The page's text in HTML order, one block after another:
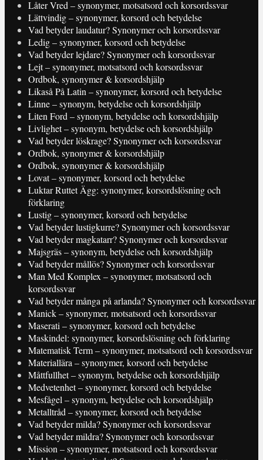
Låter Vred – synonymer, motsatsord och korsordssvar
Lättvindig – synonymer, korsord och betydelse
Vad betyder laudatur? Synonymer och korsordssvar
Ledig – synonymer, korsord och betydelse
Vad betyder lejdare? Synonymer och korsordssvar
Lejt – synonymer, motsatsord och korsordssvar
Ordbok, synonymer & korsordshjälp
Likaså På Latin – synonymer, korsord och betydelse
Linne – synonym, betydelse och korsordshjälp
Liten Ford – synonym, betydelse och korsordshjälp
Livlighet – synonym, betydelse och korsordshjälp
Vad betyder löskrage? Synonymer och korsordssvar
Ordbok, synonymer & korsordshjälp
Ordbok, synonymer & korsordshjälp
Lovat – synonymer, korsord och betydelse
Luktar Ruttet Ägg: synonymer, korsordslösning och
förklaring
Lustig – synonymer, korsord och betydelse
Vad betyder lustigkurre? Synonymer och korsordssvar
Vad betyder magkatarr? Synonymer och korsordssvar
Majsgräs – synonym, betydelse och korsordshjälp
Vad betyder mållös? Synonymer och korsordssvar
Man Med Komplex – synonymer, motsatsord och
korsordssvar
Vad betyder många på arlanda? Synonymer och korsordssvar
Manick – synonymer, motsatsord och korsordssvar
Maserati – synonymer, korsord och betydelse
Maskindel: synonymer, korsordslösning och förklaring
Matematisk Term – synonymer, motsatsord och korsordssvar
Materiallära – synonymer, korsord och betydelse
Måttfullhet – synonym, betydelse och korsordshjälp
Medvetenhet – synonymer, korsord och betydelse
Mesfågel – synonym, betydelse och korsordshjälp
Metalltråd – synonymer, korsord och betydelse
Vad betyder milda? Synonymer och korsordssvar
Vad betyder mildra? Synonymer och korsordssvar
Mission – synonymer, motsatsord och korsordssvar